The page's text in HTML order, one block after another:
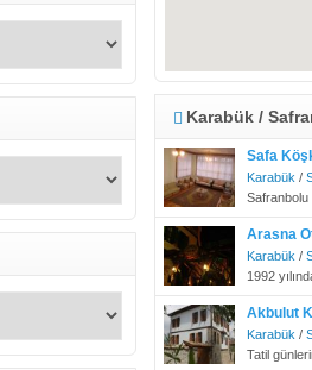
Karabük /
Safa
Karabük /
Arasna
Karabük /
1992
Akbulut
Karabük /
Tatil